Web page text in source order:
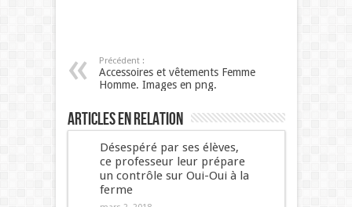
Précédent :
Accessoires et vêtements Femme
Homme. Images en png.
Articles en relation
Désespéré par ses élèves,
ce professeur leur prépare
un contrôle sur Oui-Oui à la
ferme